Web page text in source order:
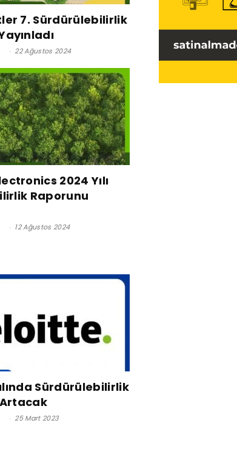
7. Sürdürülebilirlik
- 22 Ağustos 2024
2024 Yılı
Raporunu
- 12 Ağustos 2024
Sürdürülebilirlik
Artacak
- 25 Mart 2023